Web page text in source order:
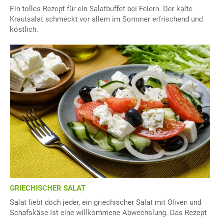
Ein tolles Rezept für ein Salatbuffet bei Feiern. Der kalte
Krautsalat schmeckt vor allem im Sommer erfrischend und
köstlich.
GRIECHISCHER SALAT
Salat liebt doch jeder, ein griechischer Salat mit Oliven und
Schafskäse ist eine willkommene Abwechslung. Das Rezept